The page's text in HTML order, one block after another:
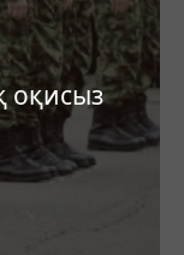
оқисыз